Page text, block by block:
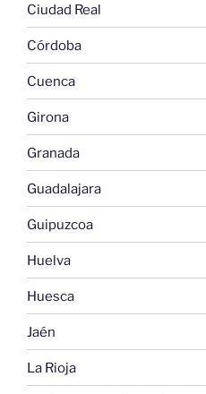
Ciudad Real
Córdoba
Cuenca
Girona
Granada
Guadalajara
Guipuzcoa
Huelva
Huesca
Jaén
La Rioja